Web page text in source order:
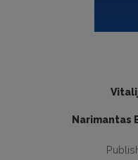
Narimantas